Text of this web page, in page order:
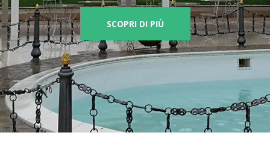
Teloni,
Altamura
SCOPRI DI PIÙ